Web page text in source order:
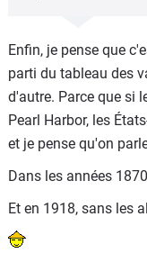
Enfin, je pense que
parti du tableau des
d'autre. Parce que si
Pearl Harbor, les
et je pense qu'on
Dans les années
Et en 1918, sans les